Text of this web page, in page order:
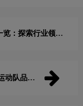
览：探索行业领先
动队品牌